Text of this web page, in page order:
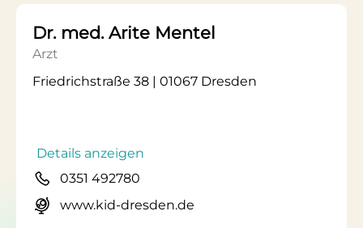
Dr. med. Arite Mentel
Arzt
Friedrichstraße 38 | 01067 Dresden
Details anzeigen
0351 492780
www.kid-dresden.de